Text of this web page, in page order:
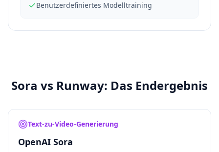
Benutzerdefiniertes Modelltraining
Sora vs Runway: Das Endergebnis
Text-zu-Video-Generierung
OpenAI Sora